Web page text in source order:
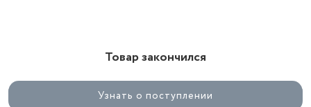
Товар закончился
Узнать о поступлении